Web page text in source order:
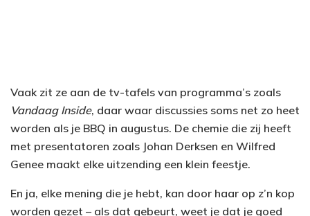
Vaak zit ze aan de tv-tafels van programma’s zoals
Vandaag Inside, daar waar discussies soms net zo heet
worden als je BBQ in augustus. De chemie die zij heeft
met presentatoren zoals Johan Derksen en Wilfred
Genee maakt elke uitzending een klein feestje.
En ja, elke mening die je hebt, kan door haar op z’n kop
worden gezet – als dat gebeurt, weet je dat je goed